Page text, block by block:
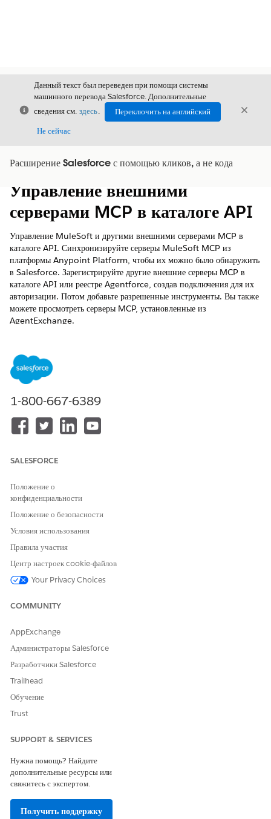
Закрыть
Данный текст был переведен при помощи системы
машинного перевода Salesforce. Дополнительные
сведения см. здесь.
Переключить на английский
Не сейчас
Расширение Salesforce с помощью кликов, а не кода
Показать содержание
Содержание
Управление внешними
серверами MCP в каталоге API
Управление MuleSoft и другими внешними серверами MCP в
каталоге API. Синхронизируйте серверы MuleSoft MCP из
платформы Anypoint Platform, чтобы их можно было обнаружить
в Salesforce. Зарегистрируйте другие внешние серверы MCP в
каталоге API или реестре Agentforce, создав подключения для их
авторизации. Потом добавьте разрешенные инструменты. Вы также
можете просмотреть серверы MCP, установленные из
AgentExchange.
Доступно в версиях: Lightning Experience
Performance Editionи
Управление серверами MuleSoft MCP в каталоге API
Откройте серверы MuleSoft MCP для использования в
обновленные версии серверов MCP из платформы Anypoint
добавьте инструменты, которые вы разрешите использовать
серверам.
Зарегистрируйте внешние серверы MCP вручную в каталоге
API, чтобы предоставить агентам Agentforce доступ к их
инструментам. Создайте подключения для авторизации
также можете просмотреть серверы MCP, установленные из
использовать серверы.
ЭТА СТАТЬЯ РЕШИЛА ВАШУ ПРОБЛЕМУ?
Оставьте свой отзыв, чтобы мы могли стать лучше!
1-800-667-6389
SALESFORCE
Положение о
конфиденциальности
Положение о безопасности
Условия использования
Правила участия
Центр настроек cookie-файлов
Your Privacy Choices
COMMUNITY
AppExchange
Администраторы Salesforce
Разработчики Salesforce
Trailhead
Обучение
Trust
SUPPORT & SERVICES
Нужна помощь? Найдите
дополнительные ресурсы или
свяжитесь с экспертом.
Получить поддержку